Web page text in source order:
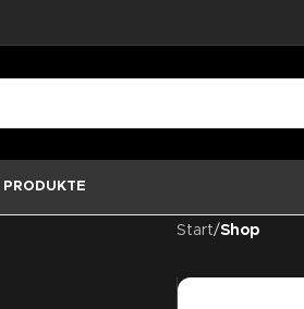
Start/Shop